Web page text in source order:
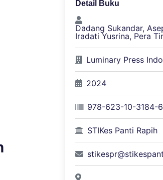
Detail Buku
Dadang Sukandar,
Iradati Yusrina, Pera
Luminary Press
2024
978-623-10-3184-6
STIKes Panti Rapih